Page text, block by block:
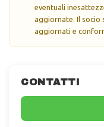
CONTATTI
eventuali
aggiornate. Il socio
aggiornati e